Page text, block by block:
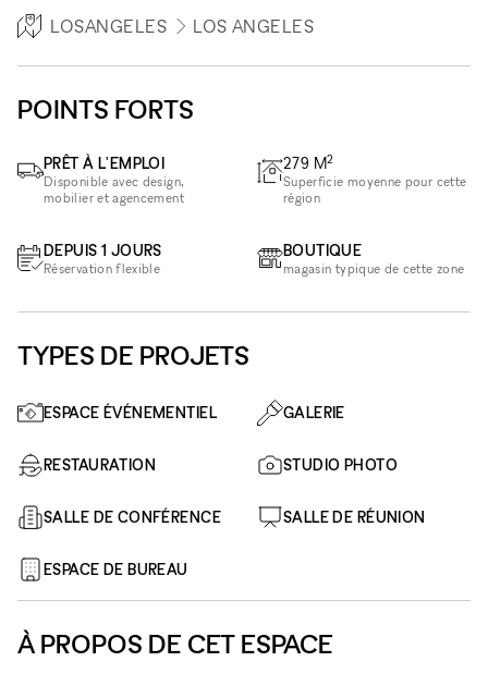
LOSANGELES LOS ANGELES
POINTS FORTS
PRÊT À L'EMPLOI
Disponible avec design,
mobilier et agencement
DEPUIS 1 JOURS
Réservation flexible
279 M2
Superficie moyenne pour cette
région
BOUTIQUE
magasin typique de cette zone
TYPES DE PROJETS
ESPACE ÉVÉNEMENTIEL GALERIE
RESTAURATION STUDIO PHOTO
SALLE DE CONFÉRENCE SALLE DE RÉUNION
ESPACE DE BUREAU
À PROPOS DE CET ESPACE